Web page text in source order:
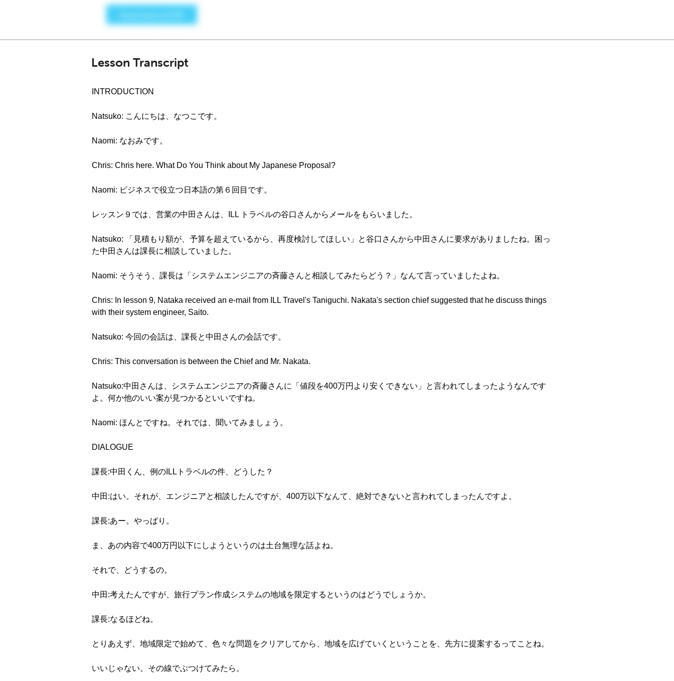
Lesson Transcript
INTRODUCTION
Natsuko: こんにちは、なつこです。
Naomi: なおみです。
Chris: Chris here. What Do You Think about My Japanese Proposal?
Naomi: ビジネスで役立つ日本語の第６回目です。
レッスン９では、営業の中田さんは、ILL トラベルの谷口さんからメールをもらいました。
Natsuko: 「見積もり額が、予算を超えているから、再度検討してほしい」と谷口さんから中田さんに要求がありましたね。困っ
た中田さんは課長に相談していました。
Naomi: そうそう、課長は「システムエンジニアの斉藤さんと相談してみたらどう？」なんて言っていましたよね。
Chris: In lesson 9, Nataka received an e-mail from ILL Travel's Taniguchi. Nakata's section chief suggested that he discuss things
with their system engineer, Saito.
Natsuko: 今回の会話は、課長と中田さんの会話です。
Chris: This conversation is between the Chief and Mr. Nakata.
Natsuko:中田さんは、システムエンジニアの斉藤さんに「値段を400万円より安くできない」と言われてしまったようなんです
よ。何か他のいい案が見つかるといいですね。
Naomi: ほんとですね。それでは、聞いてみましょう。
DIALOGUE
課長:中田くん、例のILLトラベルの件、どうした？
中田:はい。それが、エンジニアと相談したんですが、400万以下なんて、絶対できないと言われてしまったんですよ。
課長:あー。やっぱり。
ま、あの内容で400万円以下にしようというのは土台無理な話よね。
それで、どうするの。
中田:考えたんですが、旅行プラン作成システムの地域を限定するというのはどうでしょうか。
課長:なるほどね。
とりあえず、地域限定で始めて、色々な問題をクリアしてから、地域を広げていくということを、先方に提案するってことね。
いいじゃない。その線でぶつけてみたら。